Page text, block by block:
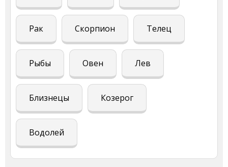
Рак Скорпион Телец
Рыбы Овен Лев
Близнецы Козерог
Водолей